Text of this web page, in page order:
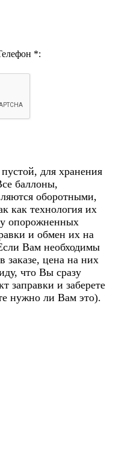
*:
для хранения
баллоны,
оборотными,
как технология их
опорожненных
и обмен их на
Вам необходимы
заказе, цена на них
что Вы сразу
заправки и заберете
нужно ли Вам это).